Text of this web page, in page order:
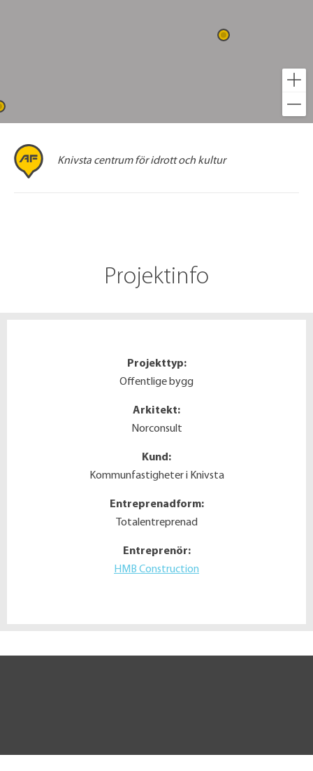
Knivsta centrum för idrott och kultur
Projektinfo
Projekttyp:
Offentlige bygg
Arkitekt:
Norconsult
Kund:
Kommunfastigheter i Knivsta
Entreprenadform:
Totalentreprenad
Entreprenör:
HMB Construction